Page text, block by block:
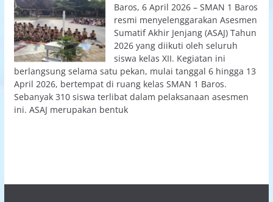
Baros, 6 April 2026 – SMAN 1 Baros
resmi menyelenggarakan Asesmen
Sumatif Akhir Jenjang (ASAJ) Tahun
2026 yang diikuti oleh seluruh
siswa kelas XII. Kegiatan ini
berlangsung selama satu pekan, mulai tanggal 6 hingga 13
April 2026, bertempat di ruang kelas SMAN 1 Baros.
Sebanyak 310 siswa terlibat dalam pelaksanaan asesmen
ini. ASAJ merupakan bentuk